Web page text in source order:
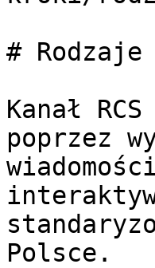
# Rodzaje
Kanał
poprzez
Polsce.